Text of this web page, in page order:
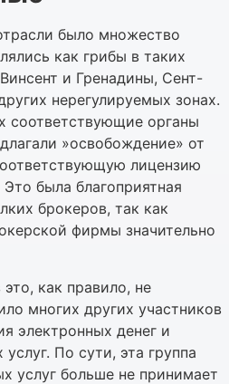
было множество
как грибы в таких
и Гренадины, Сент-
нерегулируемых зонах.
соответствующие органы
»освобождение» от
лицензию
была благоприятная
брокеров, так как
фирмы значительно
как правило, не
многих других участников
электронных денег и
По сути, эта группа
услуг больше не принимает